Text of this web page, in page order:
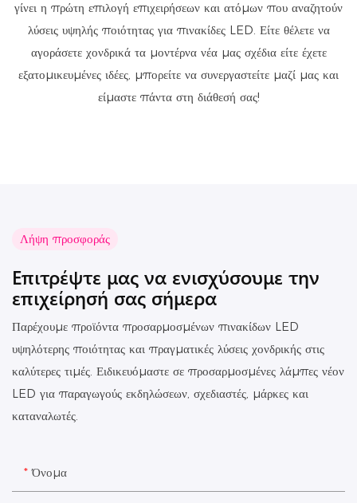
γίνει η πρώτη επιλογή επιχειρήσεων και ατόμων που αναζητούν
λύσεις υψηλής ποιότητας για πινακίδες LED. Είτε θέλετε να
αγοράσετε χονδρικά τα μοντέρνα νέα μας σχέδια είτε έχετε
εξατομικευμένες ιδέες, μπορείτε να συνεργαστείτε μαζί μας και
είμαστε πάντα στη διάθεσή σας!
Λήψη προσφοράς
Επιτρέψτε μας να ενισχύσουμε την
επιχείρησή σας σήμερα
Παρέχουμε προϊόντα προσαρμοσμένων πινακίδων LED
υψηλότερης ποιότητας και πραγματικές λύσεις χονδρικής στις
καλύτερες τιμές. Ειδικευόμαστε σε προσαρμοσμένες λάμπες νέον
LED για παραγωγούς εκδηλώσεων, σχεδιαστές, μάρκες και
καταναλωτές.
Όνομα